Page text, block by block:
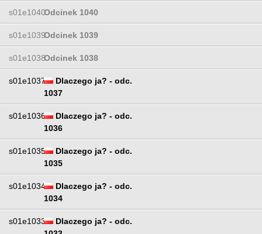
s01e1040Odcinek 1040
s01e1039Odcinek 1039
s01e1038Odcinek 1038
s01e1037
Dlaczego ja? - odc.
1037
s01e1036
Dlaczego ja? - odc.
1036
s01e1035
Dlaczego ja? - odc.
1035
s01e1034
Dlaczego ja? - odc.
1034
s01e1033
Dlaczego ja? - odc.